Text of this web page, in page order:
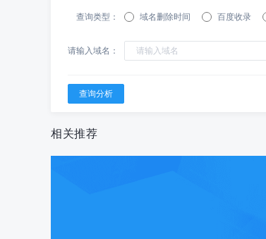
查询类型： 域名删除时间 百度收录
请输入域名：
相关推荐